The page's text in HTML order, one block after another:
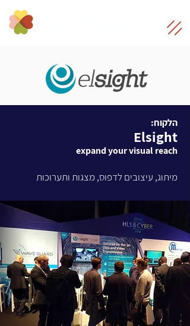
הלקוח:
Elsight
expand your visual reach
מיתוג, עיצובים לדפוס, מצגות ותערוכות